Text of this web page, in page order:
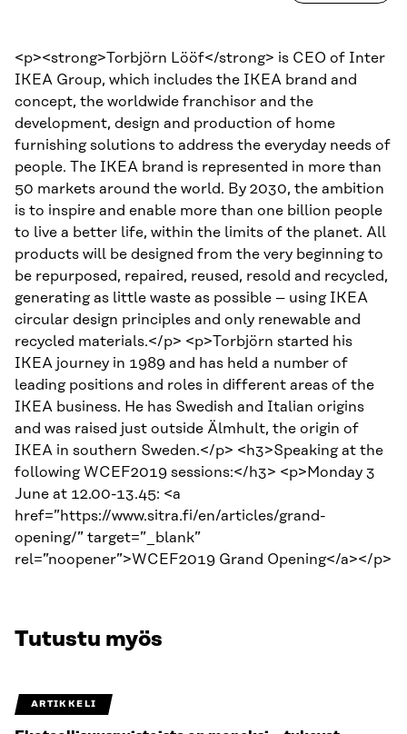
<p><strong>Torbjörn Lööf</strong> is CEO of Inter
IKEA Group, which includes the IKEA brand and
concept, the worldwide franchisor and the
development, design and production of home
furnishing solutions to address the everyday needs of
people. The IKEA brand is represented in more than
50 markets around the world. By 2030, the ambition
is to inspire and enable more than one billion people
to live a better life, within the limits of the planet. All
products will be designed from the very beginning to
be repurposed, repaired, reused, resold and recycled,
generating as little waste as possible – using IKEA
circular design principles and only renewable and
recycled materials.</p> <p>Torbjörn started his
IKEA journey in 1989 and has held a number of
leading positions and roles in different areas of the
IKEA business. He has Swedish and Italian origins
and was raised just outside Älmhult, the origin of
IKEA in southern Sweden.</p> <h3>Speaking at the
following WCEF2019 sessions:</h3> <p>Monday 3
June at 12.00-13.45: <a
href=”https://www.sitra.fi/en/articles/grand-
opening/” target=”_blank”
rel=”noopener”>WCEF2019 Grand Opening</a></p>
Tutustu myös
ARTIKKELI